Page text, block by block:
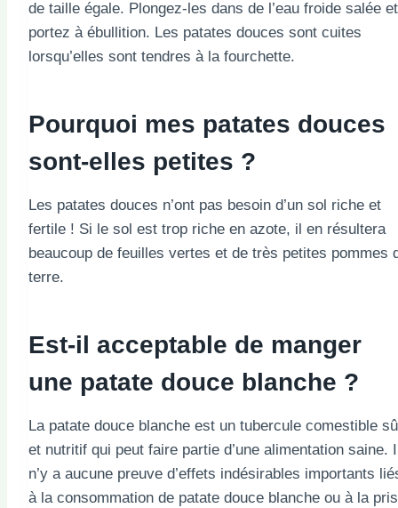
de taille égale. Plongez-les dans de l’eau froide salée et
portez à ébullition. Les patates douces sont cuites
lorsqu’elles sont tendres à la fourchette.
Pourquoi mes patates douces
sont-elles petites ?
Les patates douces n’ont pas besoin d’un sol riche et
fertile ! Si le sol est trop riche en azote, il en résultera
beaucoup de feuilles vertes et de très petites pommes
terre.
Est-il acceptable de manger
une patate douce blanche ?
La patate douce blanche est un tubercule comestible
et nutritif qui peut faire partie d’une alimentation saine.
n’y a aucune preuve d’effets indésirables importants
à la consommation de patate douce blanche ou à la